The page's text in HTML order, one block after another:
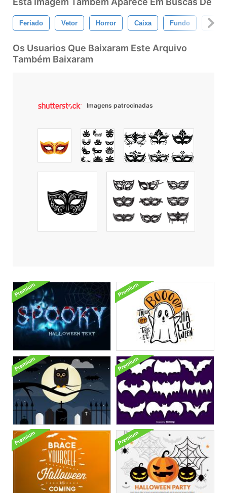
Feriado Vetor Horror Caixa Fundo
Os Usuarios Que Baixaram Este Arquivo
Também Baixaram
Imagens patrocinadas